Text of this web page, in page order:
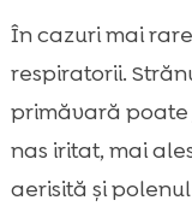
În cazuri mai
respiratorii.
primăvară poate
nas iritat, mai
aerisită și